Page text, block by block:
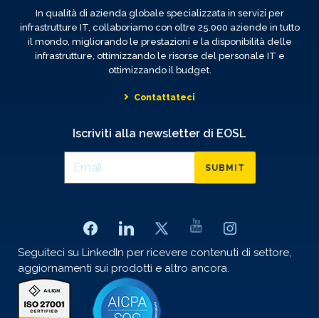
In qualità di azienda globale specializzata in servizi per
infrastrutture IT, collaboriamo con oltre 25.000 aziende in tutto
il mondo, migliorando le prestazioni e la disponibilità delle
infrastrutture, ottimizzando le risorse del personale IT e
ottimizzando il budget.
Contattateci
Iscriviti alla newsletter di EOSL
SUBMIT
Seguiteci su LinkedIn per ricevere contenuti di settore,
aggiornamenti sui prodotti e altro ancora.